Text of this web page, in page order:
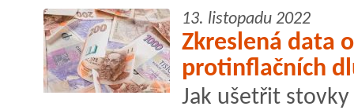
13. listopadu 2022
Zkreslená data
protinflačních
Jak ušetřit